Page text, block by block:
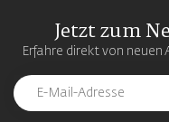
Jetzt zum
Erfahre direkt von neuen